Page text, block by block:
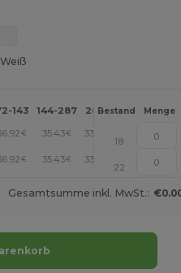
Weiß
143 144-287 288 + Mehr
Bestand Menge
€ 35.43€ 33.96
18
€ 35.43€ 33.96
22
Gesamtsumme inkl. MwSt.: